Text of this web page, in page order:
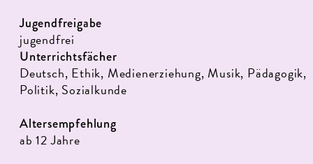
Jugendfreigabe
jugendfrei
Unterrichtsfächer
Deutsch, Ethik, Medienerziehung, Musik, Pädagogik,
Politik, Sozialkunde
Altersempfehlung
ab 12 Jahre